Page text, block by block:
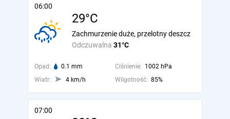
06:00
29°C
Odczuwalna 31°C
Zachmurzenie duże, przelotny deszcz
Opad: 0.1 mm Ciśnienie: 1002 hPa
Wiatr:
4 km/h Wilgotność: 85%
07:00